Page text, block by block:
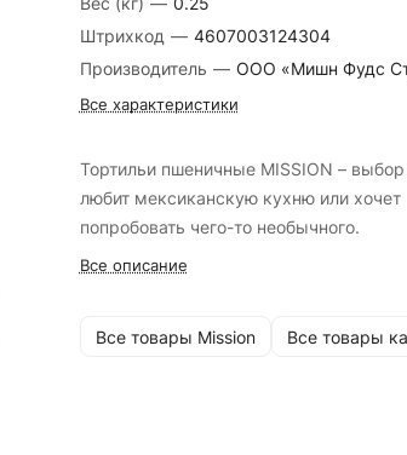
Штрихкод — 4607003124304
Производитель — ООО «Мишн Фудс
Все характеристики
Тортильи пшеничные MISSION – выбор
любит мексиканскую кухню или хочет
попробовать чего-то необычного.
Все описание
Все товары Mission Все товары